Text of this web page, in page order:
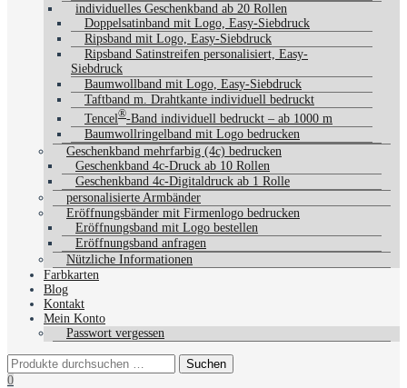
individuelles Geschenkband ab 20 Rollen
Doppelsatinband mit Logo, Easy-Siebdruck
Ripsband mit Logo, Easy-Siebdruck
Ripsband Satinstreifen personalisiert, Easy-
Siebdruck
Baumwollband mit Logo, Easy-Siebdruck
Taftband m. Drahtkante individuell bedruckt
Tencel®-Band individuell bedruckt – ab 1000 m
Baumwollringelband mit Logo bedrucken
Geschenkband mehrfarbig (4c) bedrucken
Geschenkband 4c-Druck ab 10 Rollen
Geschenkband 4c-Digitaldruck ab 1 Rolle
personalisierte Armbänder
Eröffnungsbänder mit Firmenlogo bedrucken
Eröffnungsband mit Logo bestellen
Eröffnungsband anfragen
Nützliche Informationen
Farbkarten
Blog
Kontakt
Mein Konto
Passwort vergessen
0